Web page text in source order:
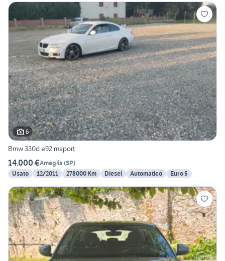
6
Bmw 330d e92 msport
14.000 €Ameglia (SP)
Usato
12/2011 278000 Km Diesel Automatico Euro 5